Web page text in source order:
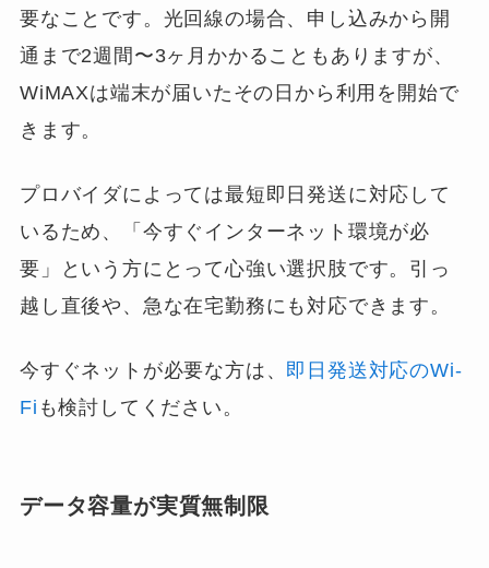
要なことです。光回線の場合、申し込みから開
通まで2週間〜3ヶ月かかることもありますが、
WiMAXは端末が届いたその日から利用を開始で
きます。
プロバイダによっては最短即日発送に対応して
いるため、「今すぐインターネット環境が必
要」という方にとって心強い選択肢です。引っ
越し直後や、急な在宅勤務にも対応できます。
今すぐネットが必要な方は、 即日発送対応のWi-
Fi も検討してください。
データ容量が実質無制限